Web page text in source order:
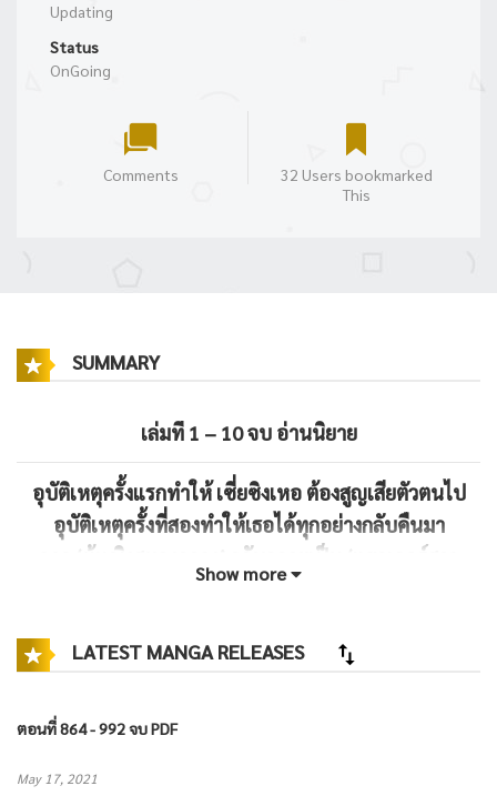
Updating
Status
OnGoing
Comments
32 Users bookmarked
This
SUMMARY
เล่มที่ 1 – 10 จบ อ่านนิยาย
อุบัติเหตุครั้งแรกทำให้ เซี่ยซิงเหอ ต้องสูญเสียตัวตนไป
อุบัติเหตุครั้งที่สองทำให้เธอได้ทุกอย่างกลับคืนมา
จาก ‘ผู้หญิงสมองกลวง’ กลับกลายเป็น ‘แฮกเกอร์สาว
อัจฉริยะ’ ไม่ว่าใครที่เคยดูถูกรังแกเธอไว้จะต้องได้รับบท
แต่แล้ว ‘อดีตสามี’ ประธานหนุ่มผู้สมบูรณ์แบบที่ตัด
สัมพันธ์กันไปแล้วก็กลับเข้ามาในชีวิต เขาช่วยเธอเอาคืน
ช่วยคุณแก้แค้นตัวผมเองด้วย”
ลึกเข้าไปเท่าไหร่เบื้องหลังของเธอก็ยิ่งน่าสงสัยมากขึ้น
Show more
LATEST MANGA RELEASES
ตอนที่ 864 - 992 จบ PDF
May 17, 2021